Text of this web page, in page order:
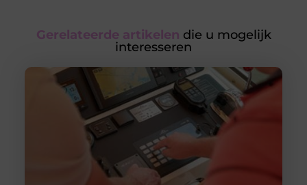
Gerelateerde artikelen die u mogelijk
interesseren